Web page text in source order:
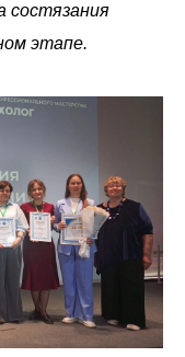
состязания
этапе.